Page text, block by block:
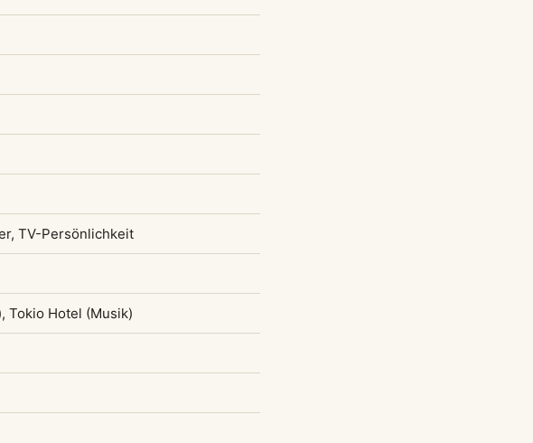
TV-Persönlichkeit
Tokio Hotel (Musik)